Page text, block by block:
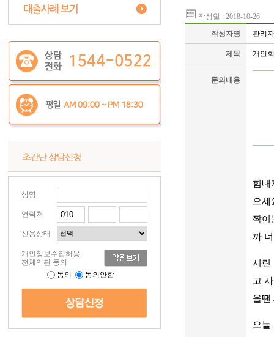
성명
연락처
신용상태
개인정보수집허용
전체약관 동의
동의
동의안함
작성일 : 2018-10-26
작성자명
관리자
제목 개인
문의내용
힘내
으세
짝이
까
시린
고
을땐
오늘